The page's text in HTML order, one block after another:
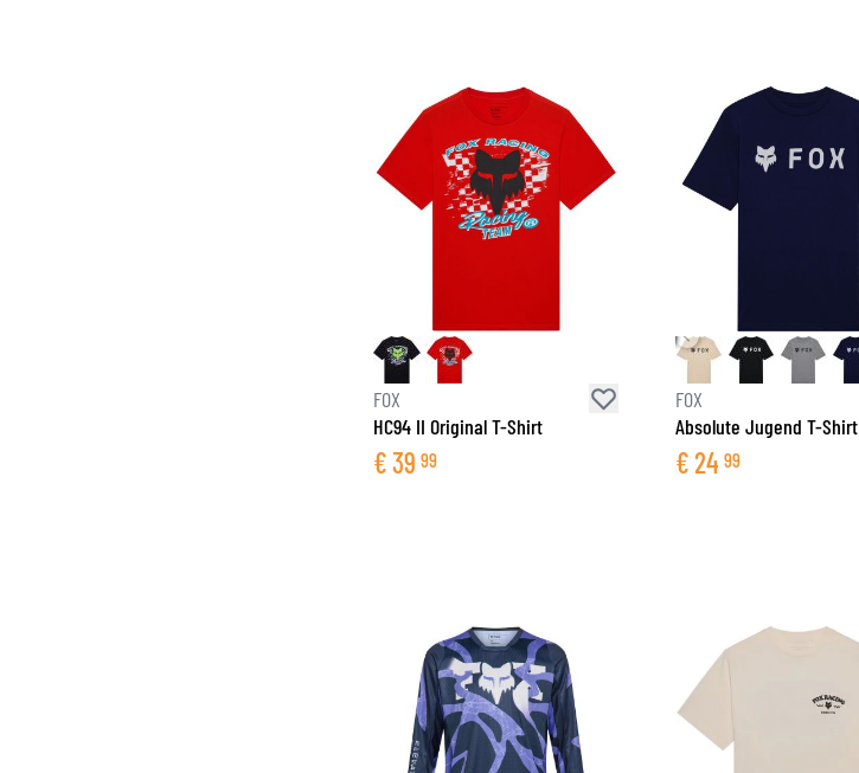
FOX
HC94 II Original T-Shirt
€39 99
FOX
Absolute Jugend T-Shirt
€24 99